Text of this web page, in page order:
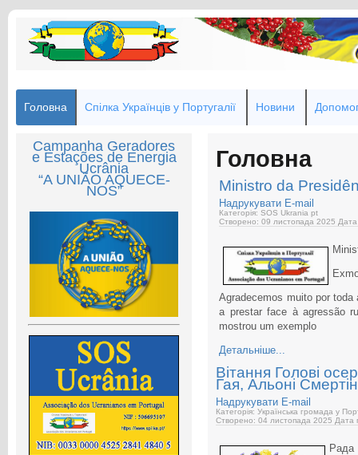
Головна Спілка Українців у Португалії Новини
Campanha Geradores
e Estações de Energia
Ucrânia
“A UNIÃO AQUECE-
NOS”
Головна
Ministro da
Надрукувати E-mail
Категорія: SOS Ukrania pt
Створено: 09 листопада 2025 Дата
Agradecemos muito por
a prestar face à agressão
mostrou um exemplo
Детальніше...
Вітання Голові
Гая, Альоні
Надрукувати E-mail
Категорія: Українська громада у
Створено: 04 листопада 2025 Дата
Рада